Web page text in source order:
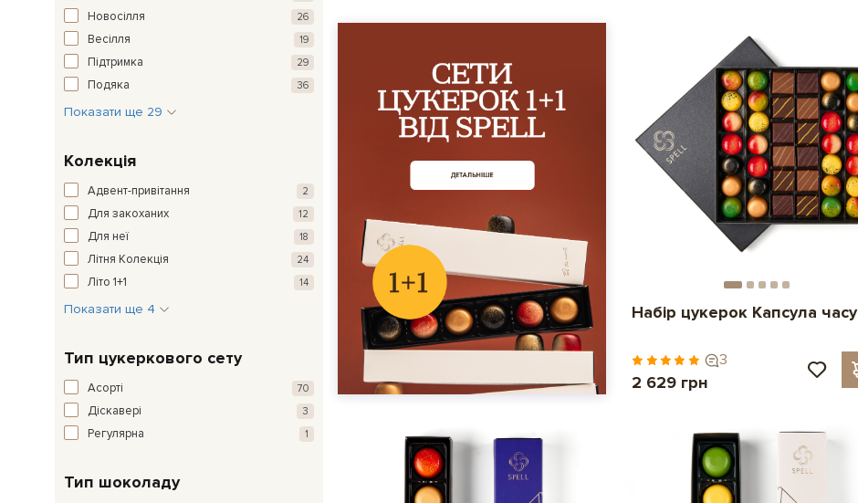
Новосілля 26
Весілля 19
Підтримка 29
Подяка 36
Показати ще 29
Колекція
Адвент-привітання 2
Для закоханих 12
Для неї 18
Літня Колекція 24
Літо 1+1 14
Показати ще 4
Тип цукеркового сету
Асорті 70
Діскавері 3
Регулярна 1
Тип шоколаду
Набір цукерок Капсула часу
3
2 629 грн